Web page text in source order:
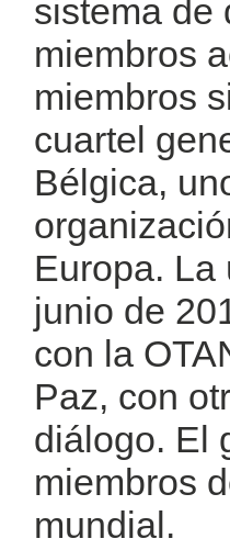
sistema de
miembros
miembros
cuartel
Bélgica,
Europa. La
junio de
con la
Paz, con
diálogo. El
miembros
mundial.